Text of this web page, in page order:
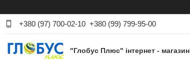
+380 (97) 700-02-10 +380 (99) 799-95-00
"Глобус Плюс" інтернет - магазин